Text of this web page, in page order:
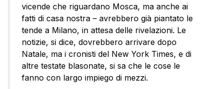
vicende che riguardano Mosca, ma anche ai
fatti di casa nostra – avrebbero già piantato le
tende a Milano, in attesa delle rivelazioni. Le
notizie, si dice, dovrebbero arrivare dopo
Natale, ma i cronisti del New York Times, e di
altre testate blasonate, si sa che le cose le
fanno con largo impiego di mezzi.